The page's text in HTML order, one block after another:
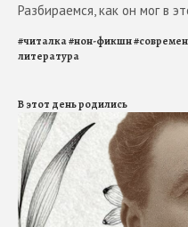
Разбираемся, как он мог в
#читалка#нон-фикшн#
литература
В этот день родились